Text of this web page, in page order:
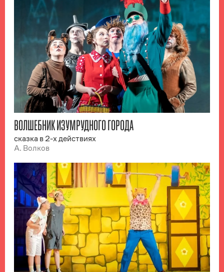
ВОЛШЕБНИК ИЗУМРУДНОГО ГОРОДА
сказка в 2-х действиях
А. Волков